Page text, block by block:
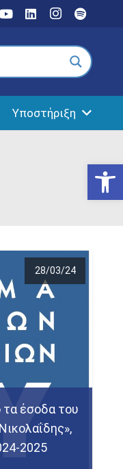
Υποστήριξη
28/03/24
έσοδα του
2025